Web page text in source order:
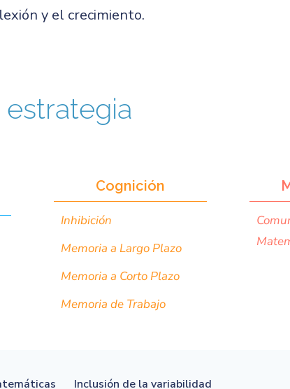
y el crecimiento.
estrategia
Cognición
Inhibición
Memoria a Largo Plazo
Memoria a Corto Plazo
Memoria de Trabajo
Inclusión de la variabilidad